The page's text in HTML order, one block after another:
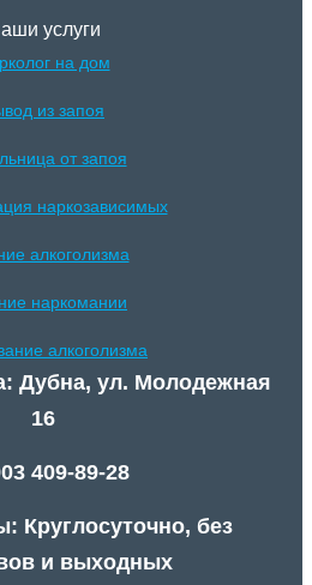
услуги
на дом
из запоя
от запоя
наркозависимых
алкоголизма
наркомании
алкоголизма
Дубна, ул. Молодежная
16
409-89-28
Круглосуточно, без
и выходных